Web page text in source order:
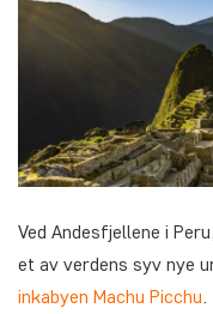
Ved Andesfjellene i
et av verdens syv nye
inkabyen Machu Picchu.